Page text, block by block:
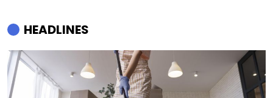
HEADLINES